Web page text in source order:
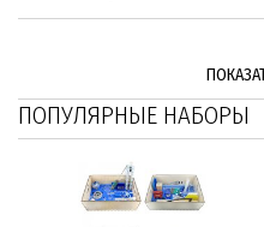
ПОПУЛЯРНЫЕ НАБОРЫ